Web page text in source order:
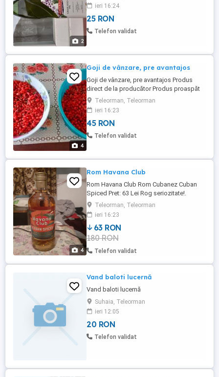
2
ieri 16:24
25 RON
Telefon validat
4
Goji de vânzare, pre avantajos
Goji de vânzare, pre avantajos Produs
direct de la producător Produs proaspăt
Pre : 45 Ron Kg, Negociabil Rog
seriozitate
Teleorman, Teleorman
ieri 16:23
45 RON
Telefon validat
4
Rom Havana Club
Rom Havana Club Rom Cubanez Cuban
Spiced Pret: 63 Lei Rog seriozitate!.
Teleorman, Teleorman
ieri 16:23
63 RON
180 RON
Telefon validat
Vand baloti lucernă
Vand baloti lucernă
Suhaia, Teleorman
ieri 12:05
20 RON
Telefon validat